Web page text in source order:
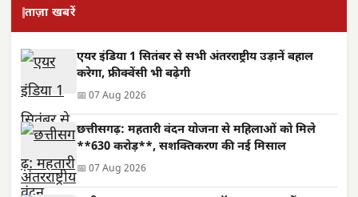
ताज़ा खबरें
एयर इंडिया 1 सितंबर से सभी अंतरराष्ट्रीय उड़ानें बहाल
करेगा, फ्रीक्वेंसी भी बढ़ेगी
📅 07 Aug 2026
छत्तीसगढ़: महतारी वंदन योजना से महिलाओं को मिले
**630 करोड़**, सशक्तिकरण की नई मिसाल
📅 07 Aug 2026